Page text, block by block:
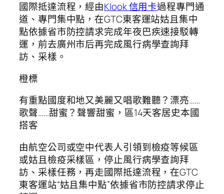
國際抵達流程，經由Klook 信用卡過程專門通
道、專門集中點，在GTC東客運站姑且集中
點依據省市防控請求完成年夜巴疾速接駁轉
運，前去廣州市后再完成風行病學查詢拜
訪、采樣。
橙標
有重點國度和地又美麗又唱歌難聽？漂亮……
歌聲……甜蜜？聲響甜蜜，區14天客居史本國
搭客
由航空公司或空中代表人引領到檢疫等候區
或姑且檢疫采樣區，停止風行病學查詢拜
訪、采樣任務，再走國際抵達流程，在GTC
東客運站“姑且集中點”依據省市防控請求停止